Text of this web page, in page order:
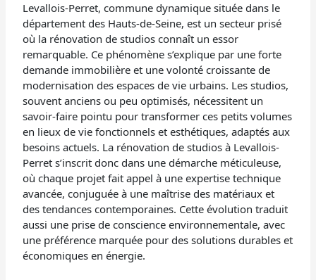
Levallois-Perret, commune dynamique située dans le
département des Hauts-de-Seine, est un secteur prisé
où la rénovation de studios connaît un essor
remarquable. Ce phénomène s’explique par une forte
demande immobilière et une volonté croissante de
modernisation des espaces de vie urbains. Les studios,
souvent anciens ou peu optimisés, nécessitent un
savoir-faire pointu pour transformer ces petits volumes
en lieux de vie fonctionnels et esthétiques, adaptés aux
besoins actuels. La rénovation de studios à Levallois-
Perret s’inscrit donc dans une démarche méticuleuse,
où chaque projet fait appel à une expertise technique
avancée, conjuguée à une maîtrise des matériaux et
des tendances contemporaines. Cette évolution traduit
aussi une prise de conscience environnementale, avec
une préférence marquée pour des solutions durables et
économiques en énergie.